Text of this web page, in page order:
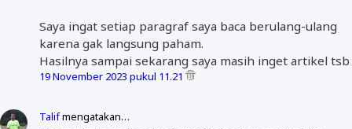
Saya ingat setiap paragraf saya baca berulang-ulang
karena gak langsung paham.
Hasilnya sampai sekarang saya masih inget artikel tsb
19 November 2023 pukul 11.21
Talifmengatakan…